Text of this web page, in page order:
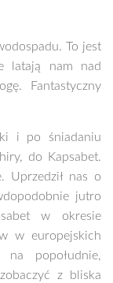
To jest
latają nam nad
Fantastyczny
i po śniadaniu
do Kapsabet.
Uprzedził nas o
jutro
w okresie
w europejskich
popołudnie,
z bliska